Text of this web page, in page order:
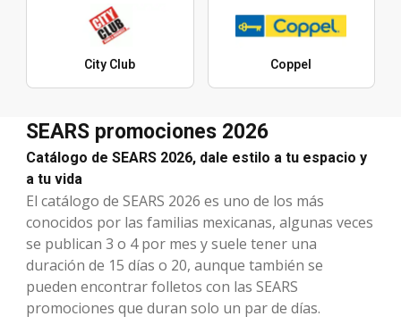
City Club Coppel
SEARS promociones 2026
Catálogo de SEARS 2026, dale estilo a tu espacio y
a tu vida
El catálogo de SEARS 2026 es uno de los más
conocidos por las familias mexicanas, algunas veces
se publican 3 o 4 por mes y suele tener una
duración de 15 días o 20, aunque también se
pueden encontrar folletos con las SEARS
promociones que duran solo un par de días.